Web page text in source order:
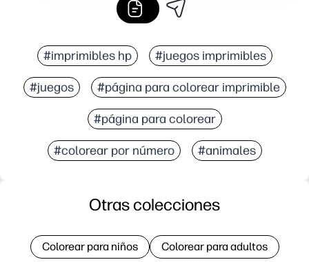
#imprimibles hp #juegos imprimibles
#juegos #página para colorear imprimible
#página para colorear
#colorear por número #animales
Otras colecciones
Colorear para niños Colorear para adultos